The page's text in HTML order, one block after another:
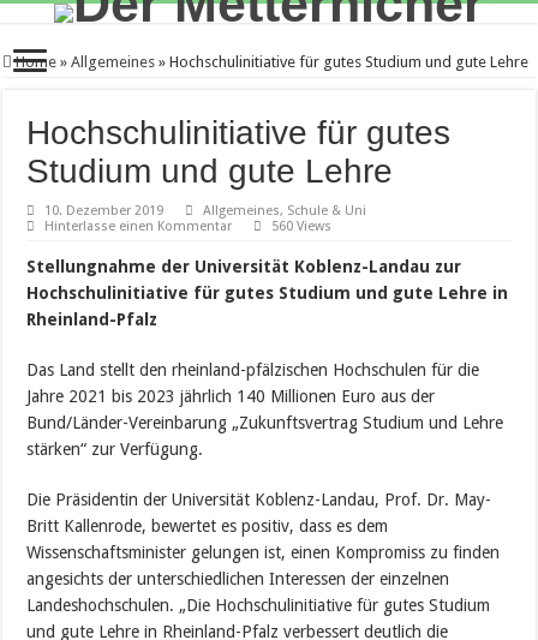
Home » Allgemeines » Hochschulinitiative für gutes Studium und gute Lehre
Hochschulinitiative für gutes
Studium und gute Lehre
10. Dezember 2019 Allgemeines, Schule & Uni
Hinterlasse einen Kommentar
560 Views
Stellungnahme der Universität Koblenz-Landau zur
Hochschulinitiative für gutes Studium und gute Lehre in
Rheinland-Pfalz
Das Land stellt den rheinland-pfälzischen Hochschulen für die
Jahre 2021 bis 2023 jährlich 140 Millionen Euro aus der
Bund/Länder-Vereinbarung „Zukunftsvertrag Studium und Lehre
stärken“ zur Verfügung.
Die Präsidentin der Universität Koblenz-Landau, Prof. Dr. May-
Britt Kallenrode, bewertet es positiv, dass es dem
Wissenschaftsminister gelungen ist, einen Kompromiss zu finden
angesichts der unterschiedlichen Interessen der einzelnen
Landeshochschulen. „Die Hochschulinitiative für gutes Studium
und gute Lehre in Rheinland-Pfalz verbessert deutlich die